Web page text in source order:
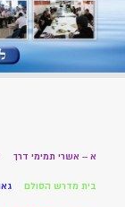
א – אשרי תמימי דרך
בית מדרש הסולם